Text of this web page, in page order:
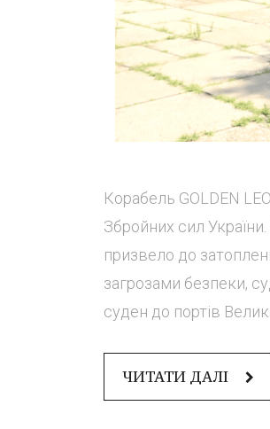
Корабель GOLDEN
Збройних сил
призвело до
загрозами безпеки,
суден до портів
ЧИТАТИ ДАЛІ